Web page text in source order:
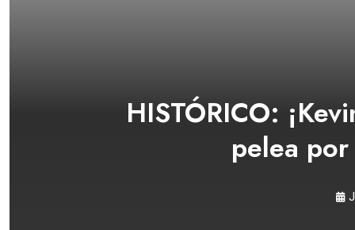
HISTÓRICO:
pelea